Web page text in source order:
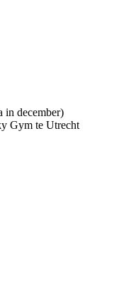
in december)
Gym te Utrecht